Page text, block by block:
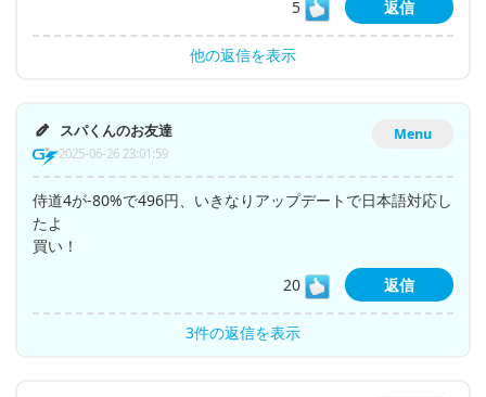
5 返信
他の返信を表示
Menu
スパくんのお友達
2025-06-26 23:01:59
侍道4が-80%で496円、いきなりアップデートで日本語対応し
たよ
買い！
20
返信
3件の返信を表示